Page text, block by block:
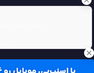
تمامی حقوق